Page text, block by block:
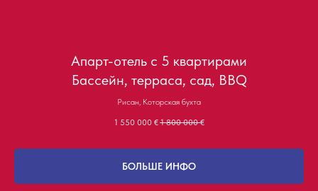
Апарт-отель с 5 квартирами
Бассейн, терраса, сад, BBQ
Рисан, Которская бухта
1 550 000 € 1 800 000 €
БОЛЬШЕ ИНФО